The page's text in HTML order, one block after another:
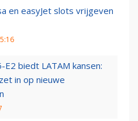
en easyJet slots vrijgeven
E2 biedt LATAM kansen:
in op nieuwe